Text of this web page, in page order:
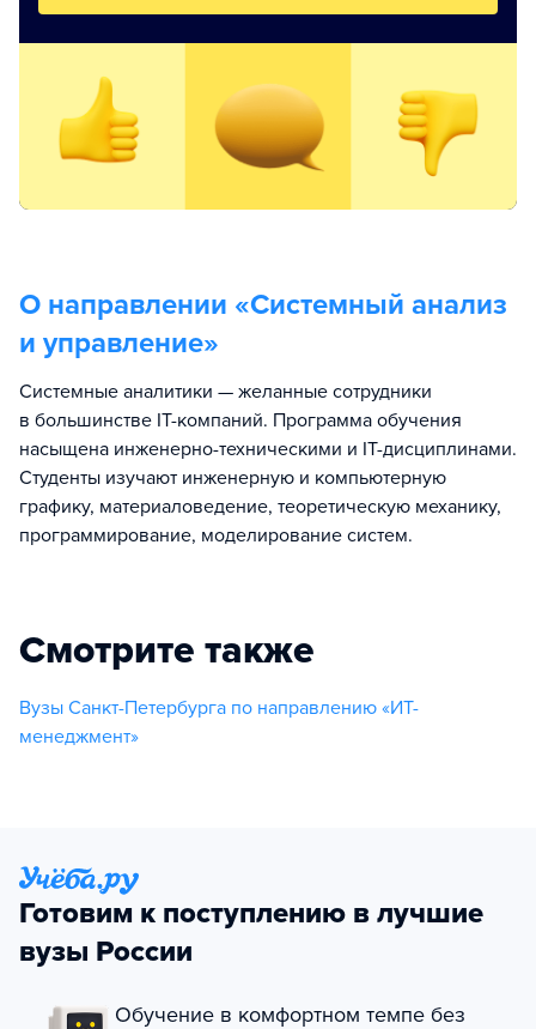
О направлении «Системный анализ
и управление»
Системные аналитики — желанные сотрудники
в большинстве IT-компаний. Программа обучения
насыщена инженерно-техническими и IT-дисциплинами.
Студенты изучают инженерную и компьютерную
графику, материаловедение, теоретическую механику,
программирование, моделирование систем.
Смотрите также
Вузы Санкт-Петербурга по направлению «ИТ-
менеджмент»
Готовим к поступлению в лучшие
вузы России
Обучение в комфортном темпе без